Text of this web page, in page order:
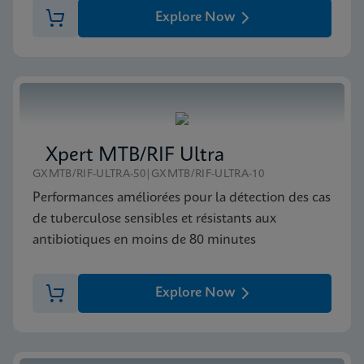
Explore Now
Xpert MTB/RIF Ultra
GXMTB/RIF-ULTRA-50|GXMTB/RIF-ULTRA-10
Performances améliorées pour la détection des cas
de tuberculose sensibles et résistants aux
antibiotiques en moins de 80 minutes
Explore Now